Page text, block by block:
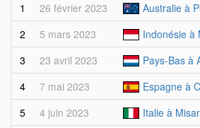
1 26 février 2023 Australie à
2
5 mars 2023 Indonésie à
3
23 avril 2023 Pays-Bas à
4
7 mai 2023 Espagne à
5
4 juin 2023 Italie à